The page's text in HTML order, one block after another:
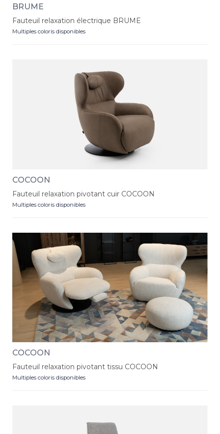
BRUME
Fauteuil relaxation électrique BRUME
Multiples coloris disponibles
COCOON
Fauteuil relaxation pivotant cuir COCOON
Multiples coloris disponibles
COCOON
Fauteuil relaxation pivotant tissu COCOON
Multiples coloris disponibles